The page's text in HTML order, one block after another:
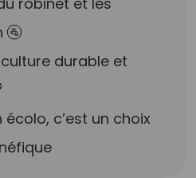
🚰
durable et
c’est un choix